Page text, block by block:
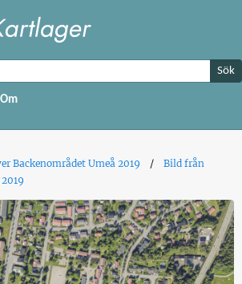
Sök
Om
Backenområdet Umeå 2019
Bild från